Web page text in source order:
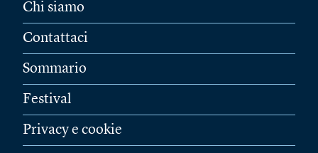
Chi siamo
Contattaci
Sommario
Festival
Privacy e cookie